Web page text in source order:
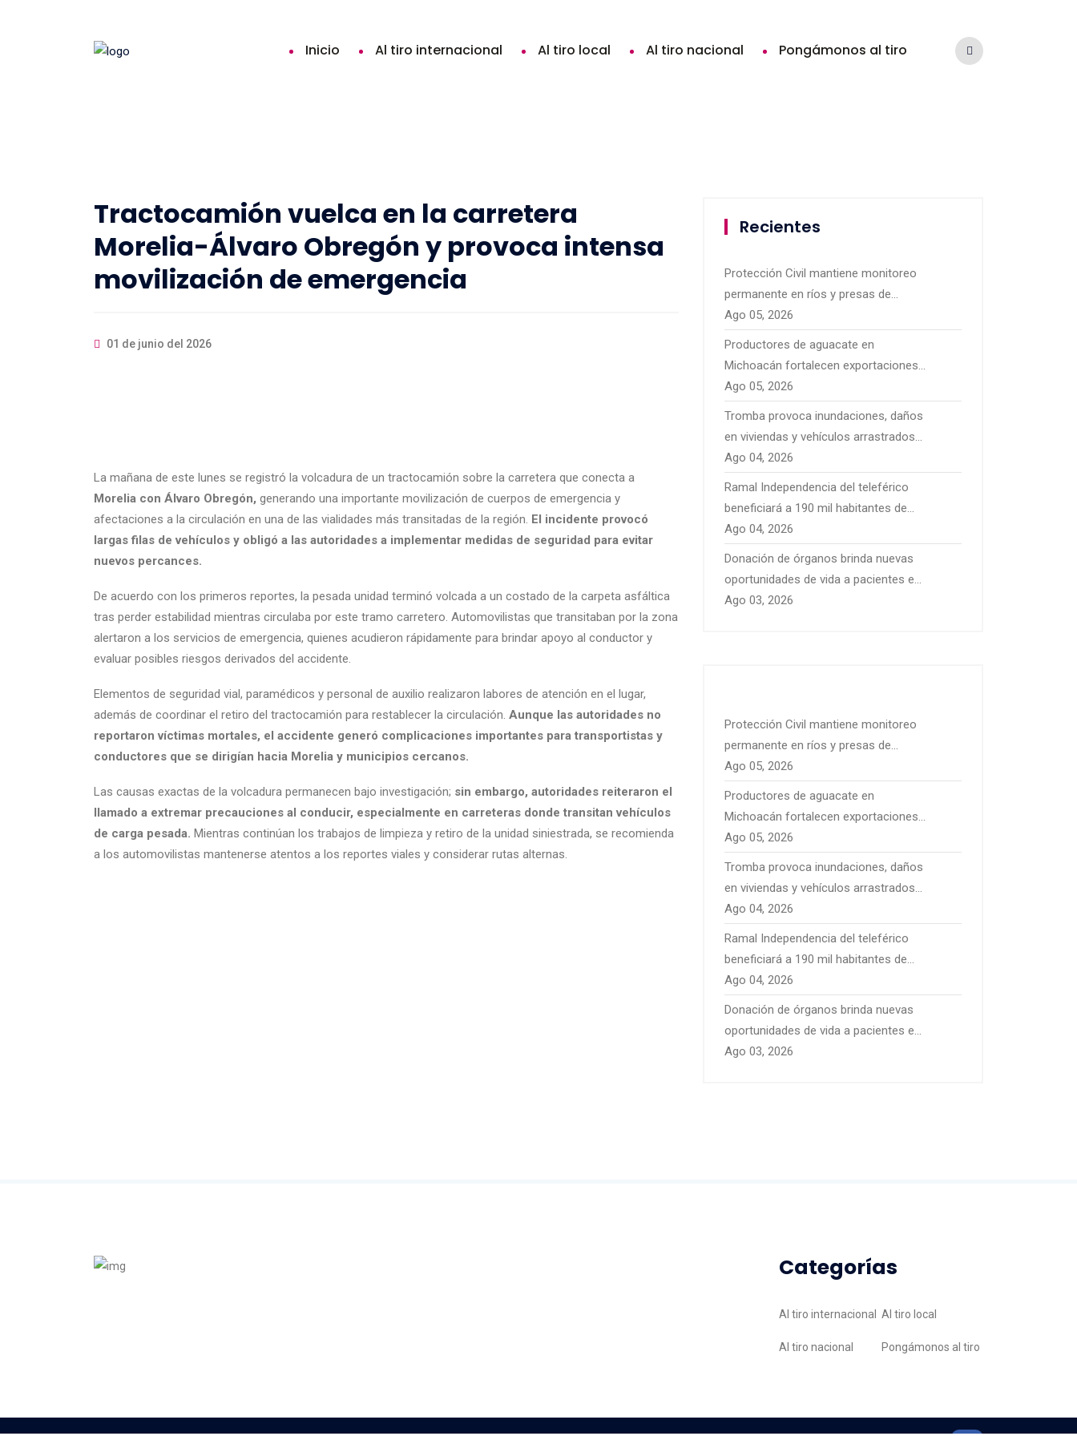
Inicio Al tiro internacional Al tiro local Al tiro nacional Pongámonos al tiro
Tractocamión vuelca en la carretera
Morelia-Álvaro Obregón y provoca intensa
movilización de emergencia
01 de junio del 2026
La mañana de este lunes se registró la volcadura de un tractocamión sobre la carretera que conecta a
Morelia con Álvaro Obregón, generando una importante movilización de cuerpos de emergencia y
afectaciones a la circulación en una de las vialidades más transitadas de la región. El incidente provocó
largas filas de vehículos y obligó a las autoridades a implementar medidas de seguridad para evitar
nuevos percances.
De acuerdo con los primeros reportes, la pesada unidad terminó volcada a un costado de la carpeta asfáltica
tras perder estabilidad mientras circulaba por este tramo carretero. Automovilistas que transitaban por la zona
alertaron a los servicios de emergencia, quienes acudieron rápidamente para brindar apoyo al conductor y
evaluar posibles riesgos derivados del accidente.
Elementos de seguridad vial, paramédicos y personal de auxilio realizaron labores de atención en el lugar,
además de coordinar el retiro del tractocamión para restablecer la circulación. Aunque las autoridades no
reportaron víctimas mortales, el accidente generó complicaciones importantes para transportistas y
conductores que se dirigían hacia Morelia y municipios cercanos.
Las causas exactas de la volcadura permanecen bajo investigación; sin embargo, autoridades reiteraron el
llamado a extremar precauciones al conducir, especialmente en carreteras donde transitan vehículos
de carga pesada. Mientras continúan los trabajos de limpieza y retiro de la unidad siniestrada, se recomienda
a los automovilistas mantenerse atentos a los reportes viales y considerar rutas alternas.
Recientes
Protección Civil mantiene monitoreo
permanente en ríos y presas de
Michoacán por temporal de lluvias
Ago 05, 2026
Productores de aguacate en
Michoacán fortalecen exportaciones
con nuevos mercados
Ago 05, 2026
Tromba provoca inundaciones, daños
en viviendas y vehículos arrastrados
en Pátzcuaro
Ago 04, 2026
Ramal Independencia del teleférico
beneficiará a 190 mil habitantes de
Morelia
Ago 04, 2026
Donación de órganos brinda nuevas
oportunidades de vida a pacientes en
Michoacán
Ago 03, 2026
Protección Civil mantiene monitoreo
permanente en ríos y presas de
Michoacán por temporal de lluvias
Ago 05, 2026
Productores de aguacate en
Michoacán fortalecen exportaciones
con nuevos mercados
Ago 05, 2026
Tromba provoca inundaciones, daños
en viviendas y vehículos arrastrados
en Pátzcuaro
Ago 04, 2026
Ramal Independencia del teleférico
beneficiará a 190 mil habitantes de
Morelia
Ago 04, 2026
Donación de órganos brinda nuevas
oportunidades de vida a pacientes en
Michoacán
Ago 03, 2026
Categorías
Al tiro internacional Al tiro local
Al tiro nacional Pongámonos al tiro